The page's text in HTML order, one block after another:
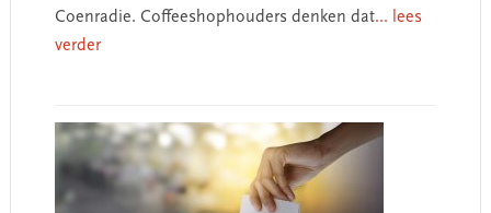
Coenradie. Coffeeshophouders denken dat... lees
verder